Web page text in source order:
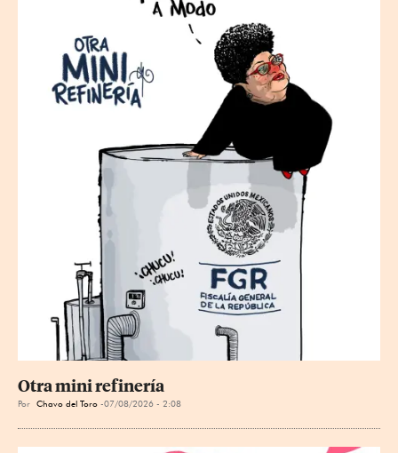
Otra mini refinería
Por Chavo del Toro 07/08/2026 - 2:08